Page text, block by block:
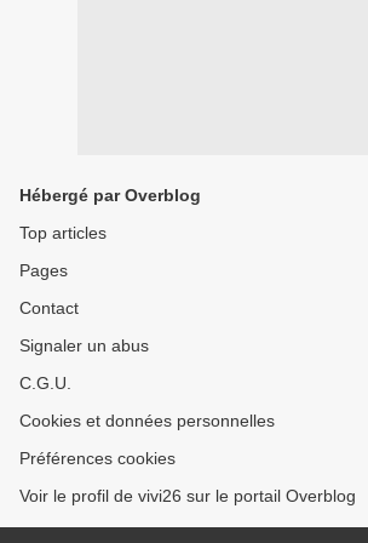
Hébergé par Overblog
Top articles
Pages
Contact
Signaler un abus
C.G.U.
Cookies et données personnelles
Préférences cookies
Voir le profil de vivi26 sur le portail Overblog